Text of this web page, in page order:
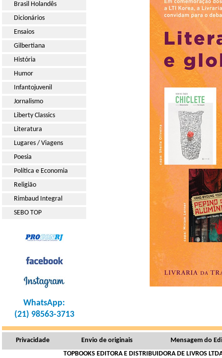
Brasil Holandês
Dicionários
Ensaios
Gilbertiana
História
Humor
Infantojuvenil
Jornalismo
Liberty Classics
Literatura
Lugares / Viagens
Poesia
Política e Economia
Religião
Rimbaud Integral
SEBO TOP
WhatsApp:
(21) 98563-3713
Privacidade Envio de originais
Mensagem do
TOPBOOKS EDITORA E DISTRIBUIDORA DE LIVROS